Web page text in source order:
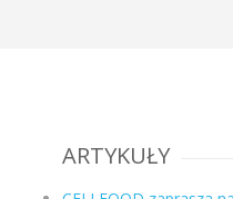
ARTYKUŁY